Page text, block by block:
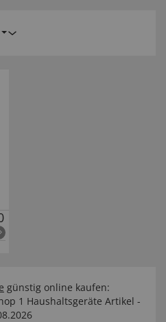
günstig online kaufen:
1 Haushaltsgeräte Artikel -